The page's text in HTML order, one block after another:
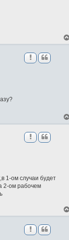
1-ом случаи будет
2-ом рабочем